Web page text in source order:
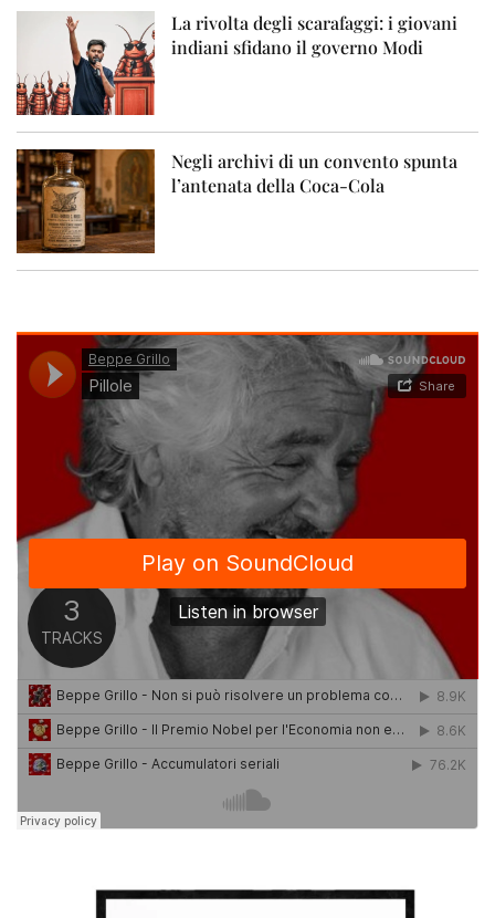
La rivolta degli scarafaggi: i giovani
indiani sfidano il governo Modi
Negli archivi di un convento spunta
l’antenata della Coca-Cola